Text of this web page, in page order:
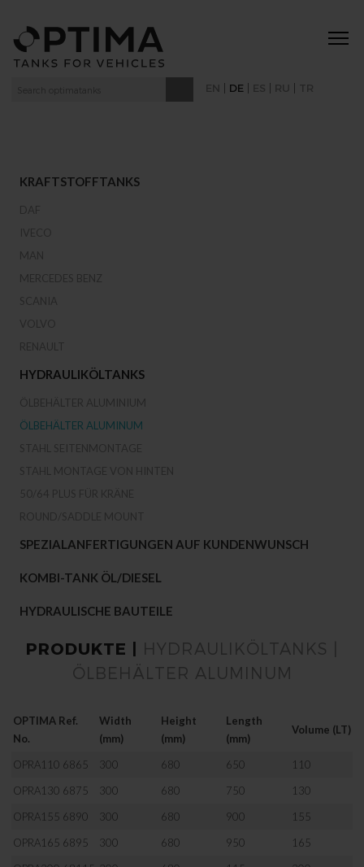
| DE| | |
KRAFTSTOFFTANKS
HYDRAULIKÖLTANKS
ÖLBEHÄLTER ALUMINUM
SPEZIALANFERTIGUNGEN AUF KUNDENWUNSCH
KOMBI-TANK ÖL/DIESEL
HYDRAULISCHE BAUTEILE
PRODUKTE | HYDRAULIKÖLTANKS |
ÖLBEHÄLTER ALUMINUM
OPTIMA Ref.
No.
Width
(mm)
Height
(mm)
Length
(mm)
Volume (LT)
OPRA110 6865 300 680 650
110
OPRA130 6875
300 680 750
130
OPRA155 6890
300 680 900
155
OPRA165 6895
300 680 950
165